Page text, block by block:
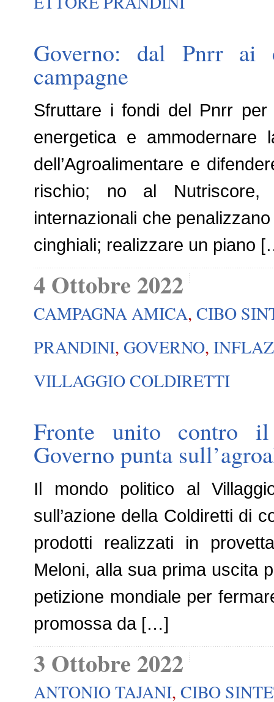
Governo: dal Pnrr
campagne
Sfruttare i fondi del Pnrr
energetica e ammodernare
dell’Agroalimentare e
rischio; no al
internazionali che
cinghiali; realizzare un piano
4 Ottobre 2022
CAMPAGNA AMICA, CIBO
PRANDINI, GOVERNO,
VILLAGGIO COLDIRETTI
Fronte unito contro
Governo punta
Il mondo politico al
sull’azione della Coldiretti di
prodotti realizzati in
Meloni, alla sua prima uscita
petizione mondiale per
promossa da […]
3 Ottobre 2022
ANTONIO TAJANI, CIBO